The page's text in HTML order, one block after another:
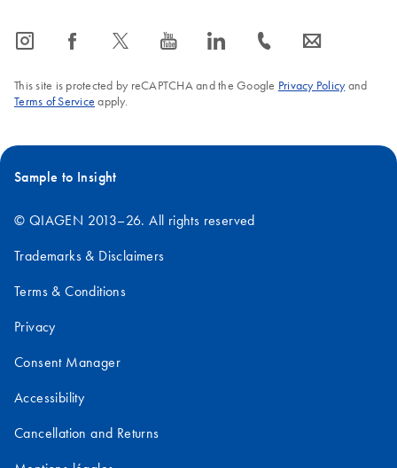
icon_0065_instagram-s icon_0064_facebook-s icon_0340_cc_gen_x-s icon_0077_youtube-s icon_0066_linkedin-s icon_0072_phone-s icon_0063_envelope-s
This site is protected by reCAPTCHA and the Google Privacy Policyand
Terms of Service apply.
Sample to Insight
© QIAGEN 2013–26. All rights reserved
Trademarks & Disclaimers
Terms & Conditions
Privacy
Consent Manager
Accessibility
Cancellation and Returns